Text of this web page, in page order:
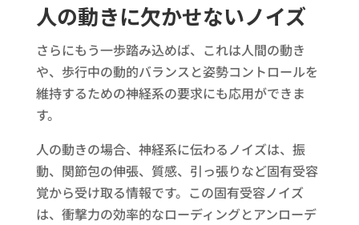
人の動きに欠かせないノイズ
さらにもう一歩踏み込めば、これは人間の動き
や、歩行中の動的バランスと姿勢コントロールを
維持するための神経系の要求にも応用ができま
す。
人の動きの場合、神経系に伝わるノイズは、振
動、関節包の伸張、質感、引っ張りなど固有受容
覚から受け取る情報です。この固有受容ノイズ
は、衝撃力の効率的なローディングとアンローデ